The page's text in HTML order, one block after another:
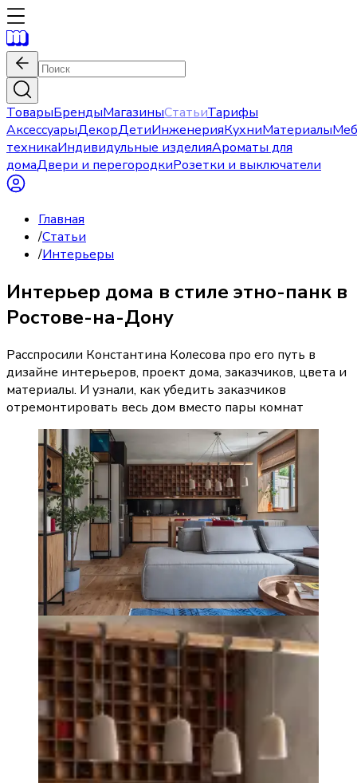
ТоварыБрендыМагазиныСтатьиТарифы
АксессуарыДекорДетиИнженерияКухниМатериалы
техникаИндивидульные изделияАроматы для
домаДвери и перегородкиРозетки и выключатели
Главная
/Статьи
/Интерьеры
Интерьер дома в стиле этно-панк в
Ростове-на-Дону
Расспросили Константина Колесова про его путь в
дизайне интерьеров, проект дома, заказчиков, цвета и
материалы. И узнали, как убедить заказчиков
отремонтировать весь дом вместо пары комнат